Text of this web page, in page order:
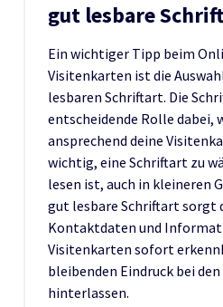
gut lesbare
Ein wichtiger Tipp beim
Visitenkarten ist die
lesbaren Schriftart. Die
entscheidende Rolle dabei,
ansprechend deine
wichtig, eine Schriftart zu
lesen ist, auch in kleineren
gut lesbare Schriftart sorgt
Kontaktdaten und
Visitenkarten sofort
bleibenden Eindruck bei
hinterlassen.